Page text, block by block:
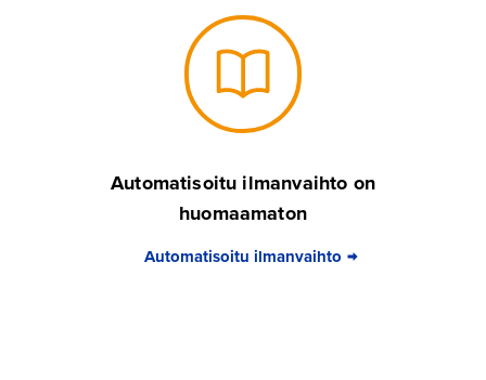
Automatisoitu ilmanvaihto on
huomaamaton
Automatisoitu ilmanvaihto